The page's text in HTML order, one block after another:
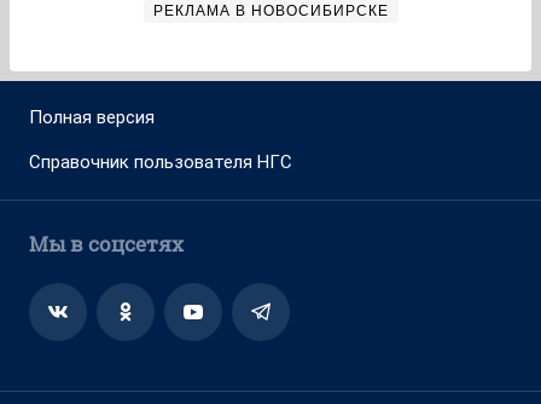
РЕКЛАМА В НОВОСИБИРСКЕ
Полная версия
Справочник пользователя НГС
Мы в соцсетях